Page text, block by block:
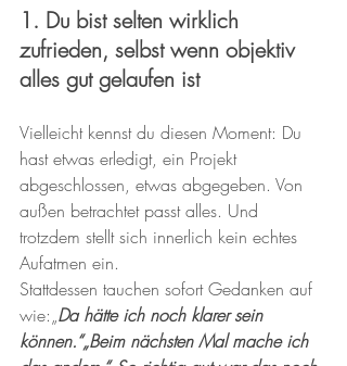
1. Du bist selten wirklich
zufrieden, selbst wenn objektiv
alles gut gelaufen ist
Vielleicht kennst du diesen Moment: Du
hast etwas erledigt, ein Projekt
abgeschlossen, etwas abgegeben. Von
außen betrachtet passt alles. Und
trotzdem stellt sich innerlich kein echtes
Aufatmen ein.
Stattdessen tauchen sofort Gedanken auf
wie:„Da hätte ich noch klarer sein
können.“„Beim nächsten Mal mache ich